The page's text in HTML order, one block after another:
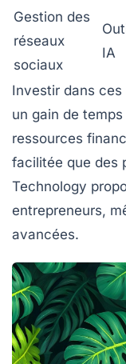
Gestion des
réseaux
sociaux
IA
Investir dans
un gain de
ressources
facilitée que des
Technology
entrepreneurs,
avancées.